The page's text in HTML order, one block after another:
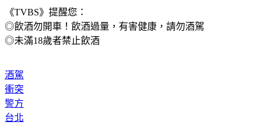
《TVBS》提醒您：
◎飲酒勿開車！飲酒過量，有害健康，請勿酒駕
◎未滿18歲者禁止飲酒
酒駕
衝突
警方
台北